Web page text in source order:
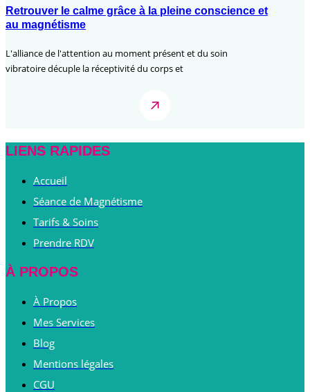
Retrouver le calme grâce à la pleine conscience et
au magnétisme
L'alliance de l'attention au moment présent et du soin
vibratoire décuple la réceptivité du corps et
LIENS RAPIDES
Accueil
Séance de Magnétisme
Tarifs & Soins
Prendre RDV
À PROPOS
À Propos
Mes Services
Blog
Mentions légales
CGU